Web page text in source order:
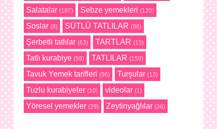
Salatalar (187) Sebze yemekleri (120)
Soslar (8) SÜTLÜ TATLILAR (96)
Şerbetli tatlılar (63) TARTLAR (15)
Tatlı kurabiye (59) TATLILAR (159)
Tavuk Yemek tarifleri (96) Turşular (13)
Tuzlu kurabiyeler (10) videolar (1)
Yöresel yemekler (29) Zeytinyağlılar (36)